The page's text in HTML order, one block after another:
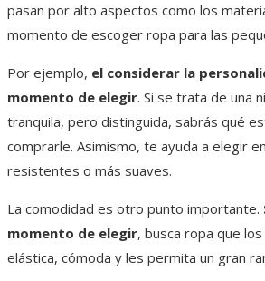
pasan por alto aspectos como los
momento de escoger ropa para las
Por ejemplo, el considerar la
momento de elegir. Si se trata de una
tranquila, pero distinguida, sabrás qué
comprarle. Asimismo, te ayuda a elegir
resistentes o más suaves.
La comodidad es otro punto importante.
momento de elegir, busca ropa que
elástica, cómoda y les permita un gran